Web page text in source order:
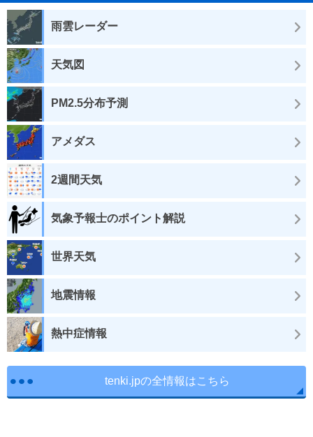
雨雲レーダー
天気図
PM2.5分布予測
アメダス
2週間天気
気象予報士のポイント解説
世界天気
地震情報
熱中症情報
tenki.jpの全情報はこちら